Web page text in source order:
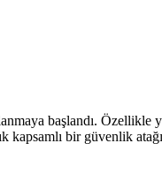
başlandı. Özellikle
bir güvenlik atağı